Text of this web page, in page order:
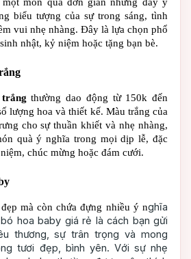
biểu tượng của sự trong sáng, tình
vui nhẹ nhàng. Đây là lựa chọn phổ
nhật, kỷ niệm hoặc tặng bạn bè.
thường dao động từ 150k đến
lượng hoa và thiết kế. Màu trắng của
cho sự thuần khiết và nhẹ nhàng,
quà ý nghĩa trong mọi dịp lễ, đặc
chúc mừng hoặc đám cưới.
mà còn chứa đựng nhiều ý nghĩa
bó hoa baby giá rẻ là cách bạn gửi
thương, sự trân trọng và mong
tươi đẹp, bình yên. Với sự nhẹ